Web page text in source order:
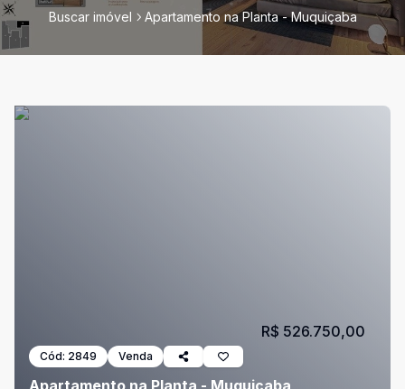
Buscar imóvel Apartamento na Planta - Muquiçaba
Cód: 2849 Venda
Apartamento na Planta - Muquiçaba
R$ 526.750,00